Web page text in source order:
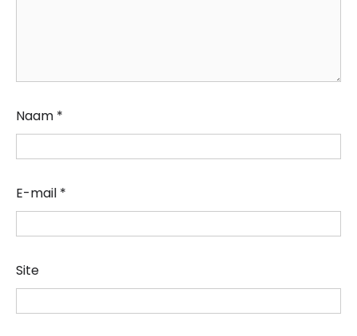
Naam *
E-mail *
Site